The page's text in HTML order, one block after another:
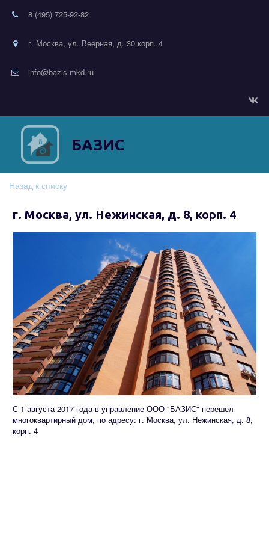
8 (495) 725-92-82
г. Москва, ул. Веерная, д. 30 корп. 4
info@bazis-mkd.ru
БАЗИС
Назад к списку
г. Москва, ул. Нежинская, д. 8, корп. 4
С 1 августа 2017 года в управление ООО "БАЗИС" перешел
многоквартирный дом, по адресу: г. Москва, ул. Нежинская, д. 8,
корп. 4